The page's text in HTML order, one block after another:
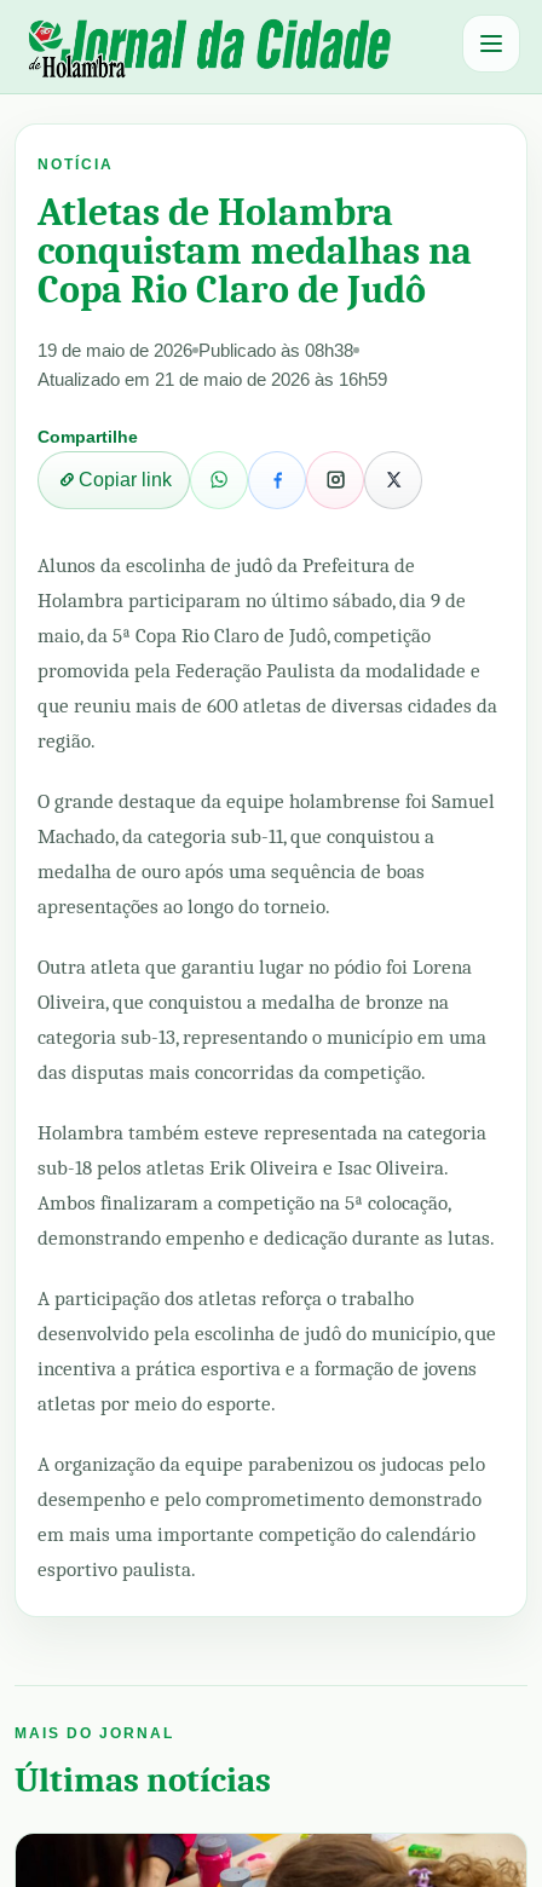
Abrir
NOTÍCIA
Atletas de Holambra
conquistam medalhas na
Copa Rio Claro de Judô
19 de maio de 2026 Publicado às 08h38
Atualizado em 21 de maio de 2026 às 16h59
Compartilhe
Copiar link
Alunos da escolinha de judô da Prefeitura de
Holambra participaram no último sábado, dia 9 de
maio, da 5ª Copa Rio Claro de Judô, competição
promovida pela Federação Paulista da modalidade e
que reuniu mais de 600 atletas de diversas cidades da
região.
O grande destaque da equipe holambrense foi Samuel
Machado, da categoria sub-11, que conquistou a
medalha de ouro após uma sequência de boas
apresentações ao longo do torneio.
Outra atleta que garantiu lugar no pódio foi Lorena
Oliveira, que conquistou a medalha de bronze na
categoria sub-13, representando o município em uma
das disputas mais concorridas da competição.
Holambra também esteve representada na categoria
sub-18 pelos atletas Erik Oliveira e Isac Oliveira.
Ambos finalizaram a competição na 5ª colocação,
demonstrando empenho e dedicação durante as lutas.
A participação dos atletas reforça o trabalho
desenvolvido pela escolinha de judô do município, que
incentiva a prática esportiva e a formação de jovens
atletas por meio do esporte.
A organização da equipe parabenizou os judocas pelo
desempenho e pelo comprometimento demonstrado
em mais uma importante competição do calendário
esportivo paulista.
MAIS DO JORNAL
Últimas notícias